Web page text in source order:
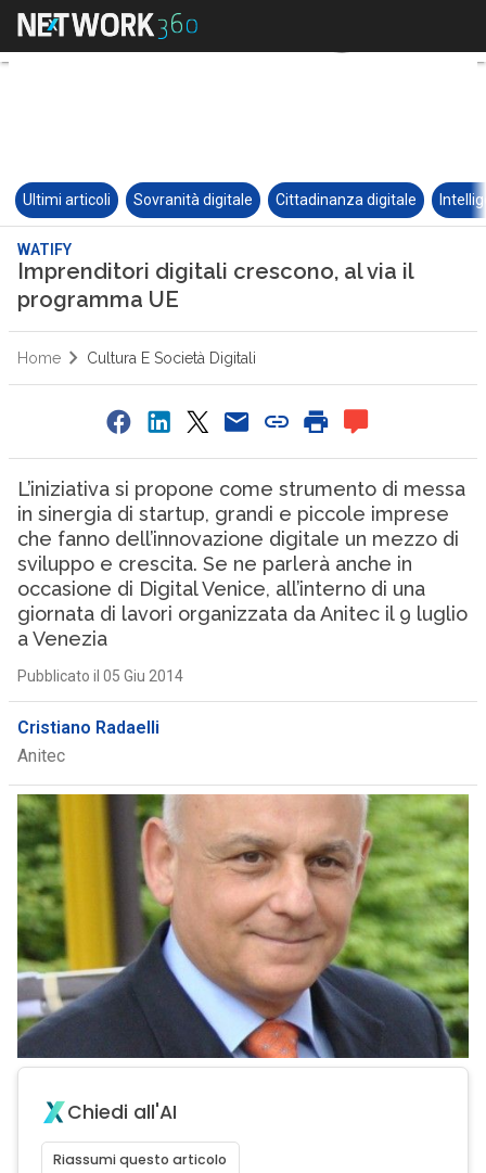
Ultimi articoli Sovranità digitale Cittadinanza digitale
WATIFY
Imprenditori digitali crescono, al via il
programma UE
Home Cultura E Società Digitali
L’iniziativa si propone come strumento di messa
in sinergia di startup, grandi e piccole imprese
che fanno dell’innovazione digitale un mezzo di
sviluppo e crescita. Se ne parlerà anche in
occasione di Digital Venice, all’interno di una
giornata di lavori organizzata da Anitec il 9 luglio
a Venezia
Pubblicato il 05 Giu 2014
Cristiano Radaelli
Anitec
Chiedi all'AI
Riassumi questo articolo